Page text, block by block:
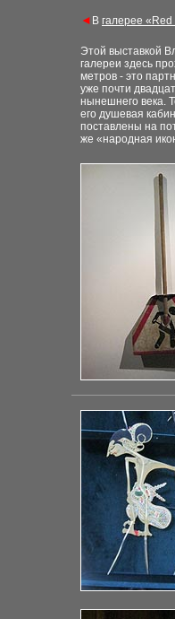
◄ В галерее
Этой выставкой
галереи здесь
метров - это
уже почти
нынешнего века.
его душевая
поставлены на
же «народная